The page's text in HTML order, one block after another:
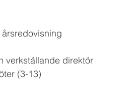
verkställande direktör
(3-13)